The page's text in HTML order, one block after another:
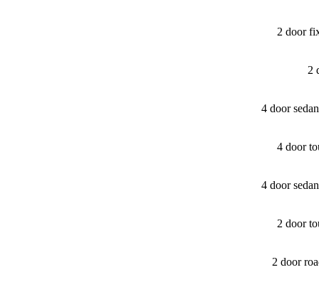
2 door
2
4 door
4 door
4 door
2 door
2 door